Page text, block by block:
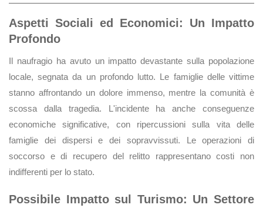
Aspetti Sociali ed Economici: Un Impatto
Profondo
Il naufragio ha avuto un impatto devastante sulla popolazione
locale, segnata da un profondo lutto. Le famiglie delle vittime
stanno affrontando un dolore immenso, mentre la comunità è
scossa dalla tragedia. L'incidente ha anche conseguenze
economiche significative, con ripercussioni sulla vita delle
famiglie dei dispersi e dei sopravvissuti. Le operazioni di
soccorso e di recupero del relitto rappresentano costi non
indifferenti per lo stato.
Possibile Impatto sul Turismo: Un Settore